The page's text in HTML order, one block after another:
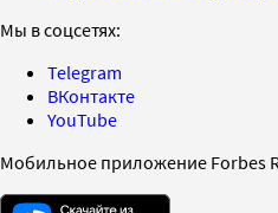
Мы в соцсетях:
Telegram
ВКонтакте
YouTube
Мобильное приложение Forbes